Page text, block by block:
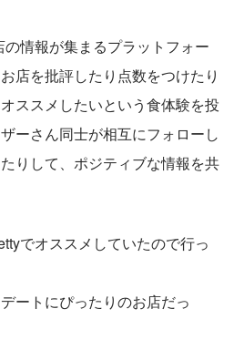
情報が集まるプラットフォー
店を批評したり点数をつけたり
ススメしたいという食体験を投
ーさん同士が相互にフォローし
りして、ポジティブな情報を共
でオススメしていたので行っ
ートにぴったりのお店だっ